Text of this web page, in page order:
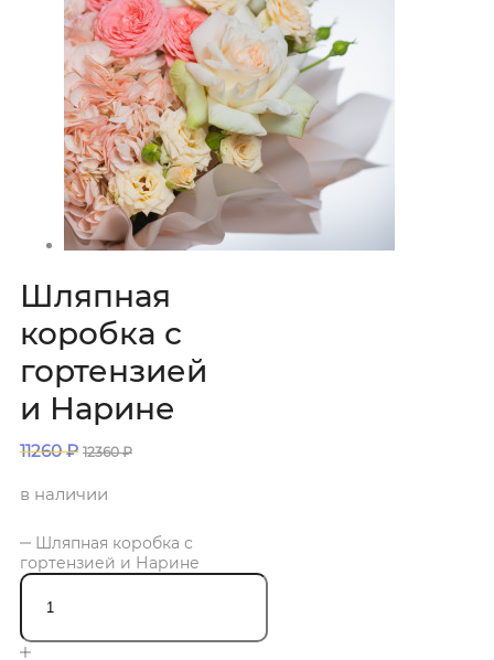
Шляпная
коробка с
гортензией
и Нарине
11260₽ 12360₽
в наличии
Шляпная коробка с
гортензией и Нарине